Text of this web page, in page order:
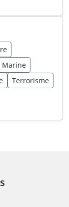
Marine
Terrorisme